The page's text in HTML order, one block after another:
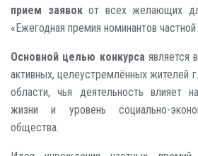
прием заявок от всех желающих
«Ежегодная премия номинантов
Основной целью конкурсаявляется
активных, целеустремлённых жителей
области, чья деятельность влияет
жизни и уровень социально-
общества.